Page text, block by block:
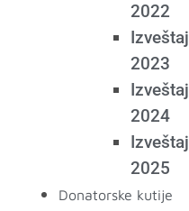
2022
Izveštaj
2023
Izveštaj
2024
Izveštaj
2025
Donatorske kutije